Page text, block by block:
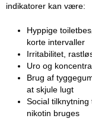
indikatorer kan være:
Hyppige
korte intervaller
Irritabilitet,
Uro og
Brug af
at skjule lugt
Social
nikotin bruges